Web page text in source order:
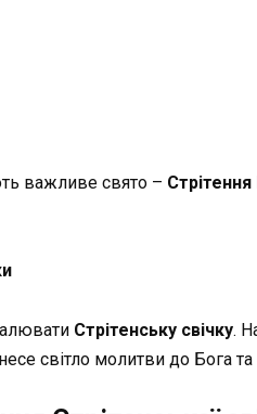
важливе свято –
Стрітенську свічку.
світло молитви до Бога та